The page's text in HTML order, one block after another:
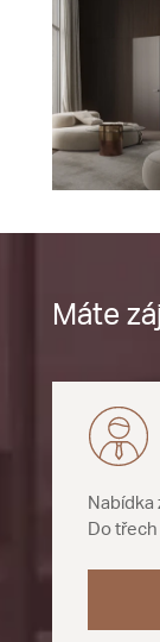
Máte
Nabídka
Do